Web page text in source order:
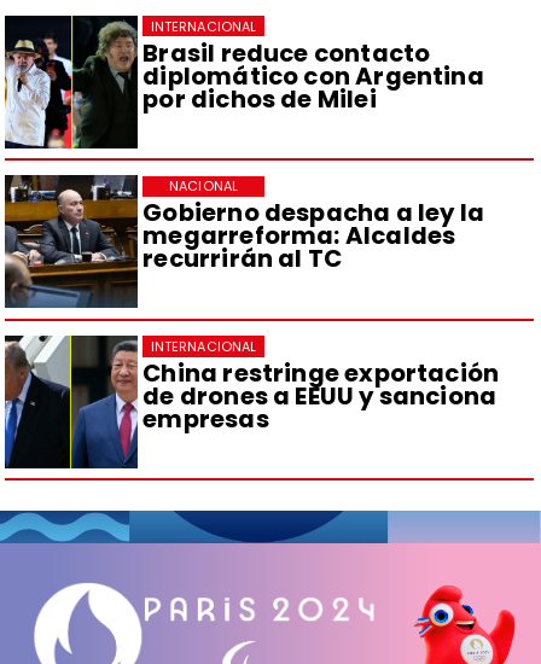
Brasil reduce contacto
diplomático con Argentina
por dichos de Milei
INTERNACIONAL
Gobierno despacha a ley la
megarreforma: Alcaldes
recurrirán al TC
NACIONAL
China restringe exportación
de drones a EEUU y sanciona
empresas
INTERNACIONAL